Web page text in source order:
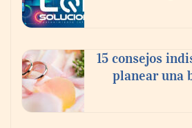
En el Día de la Cerveza,
mundo elige para reunirse:
escogen
15 consejos
planear una